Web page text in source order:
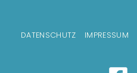
DATENSCHUTZ IMPRESSUM